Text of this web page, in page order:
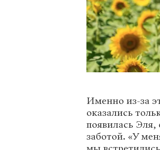
Именно из-за
оказались
появилась
заботой. «У